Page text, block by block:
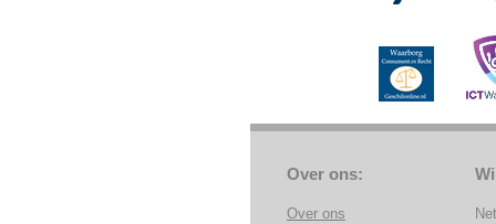
Over ons:
Over ons